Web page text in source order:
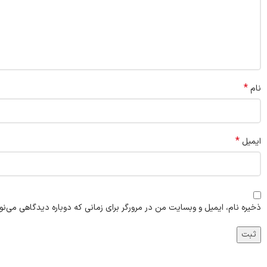
نام*
ایمیل *
ذخیره نام، ایمیل و وبسایت من در مرورگر برای زمانی که دوباره دیدگاهی